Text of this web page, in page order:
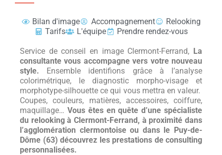
Bilan d'image Accompagnement
Relooking
Tarifs
L'équipe Prendre rendez-vous
Service de conseil en image Clermont-Ferrand, La
consultante vous accompagne vers votre nouveau
style. Ensemble identifions grâce à l’analyse
colorimétrique, le diagnostic morpho-visage et
morphotype-silhouette ce qui vous mettra en valeur.
Coupes, couleurs, matières, accessoires, coiffure,
maquillage… Vous êtes en quête d’une spécialiste
du relooking à Clermont-Ferrand, à proximité dans
l’agglomération clermontoise ou dans le Puy-de-
Dôme (63) découvrez les prestations de consulting
personnalisées.